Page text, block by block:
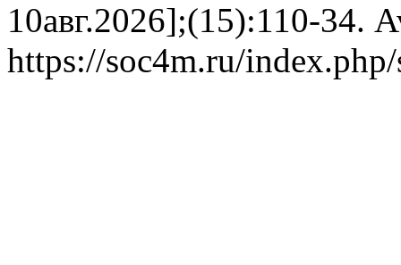
10авг.2026];(15):110-34.
https://soc4m.ru/